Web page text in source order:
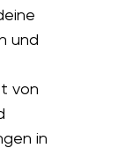
und
von
in